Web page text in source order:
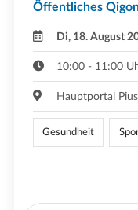
Öffentliches
Di, 18. August
10:00 - 11:00
Hauptportal
Gesundheit